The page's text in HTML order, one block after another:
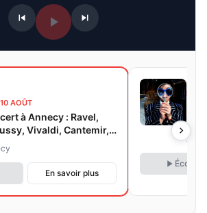
AOÛT
à Annecy : Ravel,
Vivaldi, Cantemir,
Bach, Doppler,
Waxman
En savoir plus
2
Écouter